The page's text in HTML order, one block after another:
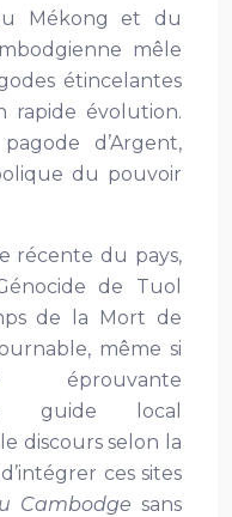
Mékong et du
mêle
étincelantes
rapide évolution.
d’Argent,
du pouvoir
récente du pays,
de Tuol
de la Mort de
même si
guide local
discours selon la
ces sites
Cambodge sans